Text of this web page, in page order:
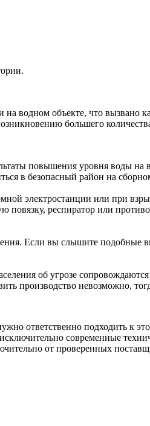
водном объекте, что вызвано
большего
повышения уровня воды
в безопасный район на
электростанции или при
респиратор или
Если вы слышите подобные
об угрозе сопровождаются
производство невозможно,
ответственно подходить к
современные
от проверенных